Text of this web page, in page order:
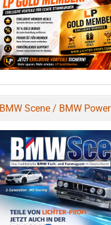
BMW Scene / BMW Power